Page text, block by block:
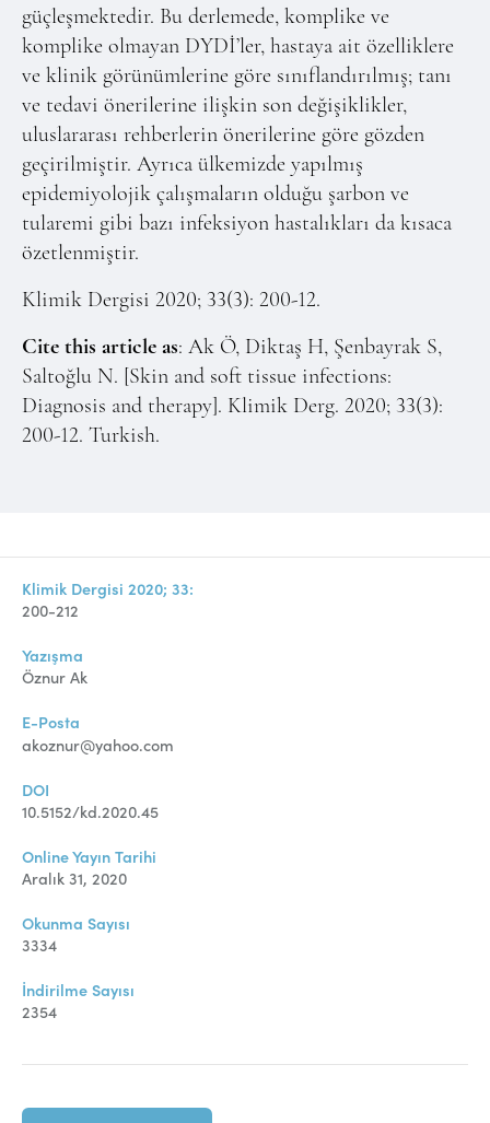
güçleşmektedir. Bu derlemede, komplike ve
komplike olmayan DYDİ’ler, hastaya ait özelliklere
ve klinik görünümlerine göre sınıflandırılmış; tanı
ve tedavi önerilerine ilişkin son değişiklikler,
uluslararası rehberlerin önerilerine göre gözden
geçirilmiştir. Ayrıca ülkemizde yapılmış
epidemiyolojik çalışmaların olduğu şarbon ve
tularemi gibi bazı infeksiyon hastalıkları da kısaca
özetlenmiştir.
Klimik Dergisi 2020; 33(3): 200-12.
Cite this article as: Ak Ö, Diktaş H, Şenbayrak S,
Saltoğlu N. [Skin and soft tissue infections:
Diagnosis and therapy]. Klimik Derg. 2020; 33(3):
200-12. Turkish.
Klimik Dergisi 2020; 33:
200-212
Yazışma
Öznur Ak
E-Posta
akoznur@yahoo.com
DOI
10.5152/kd.2020.45
Online Yayın Tarihi
Aralık 31, 2020
Okunma Sayısı
3334
İndirilme Sayısı
2354